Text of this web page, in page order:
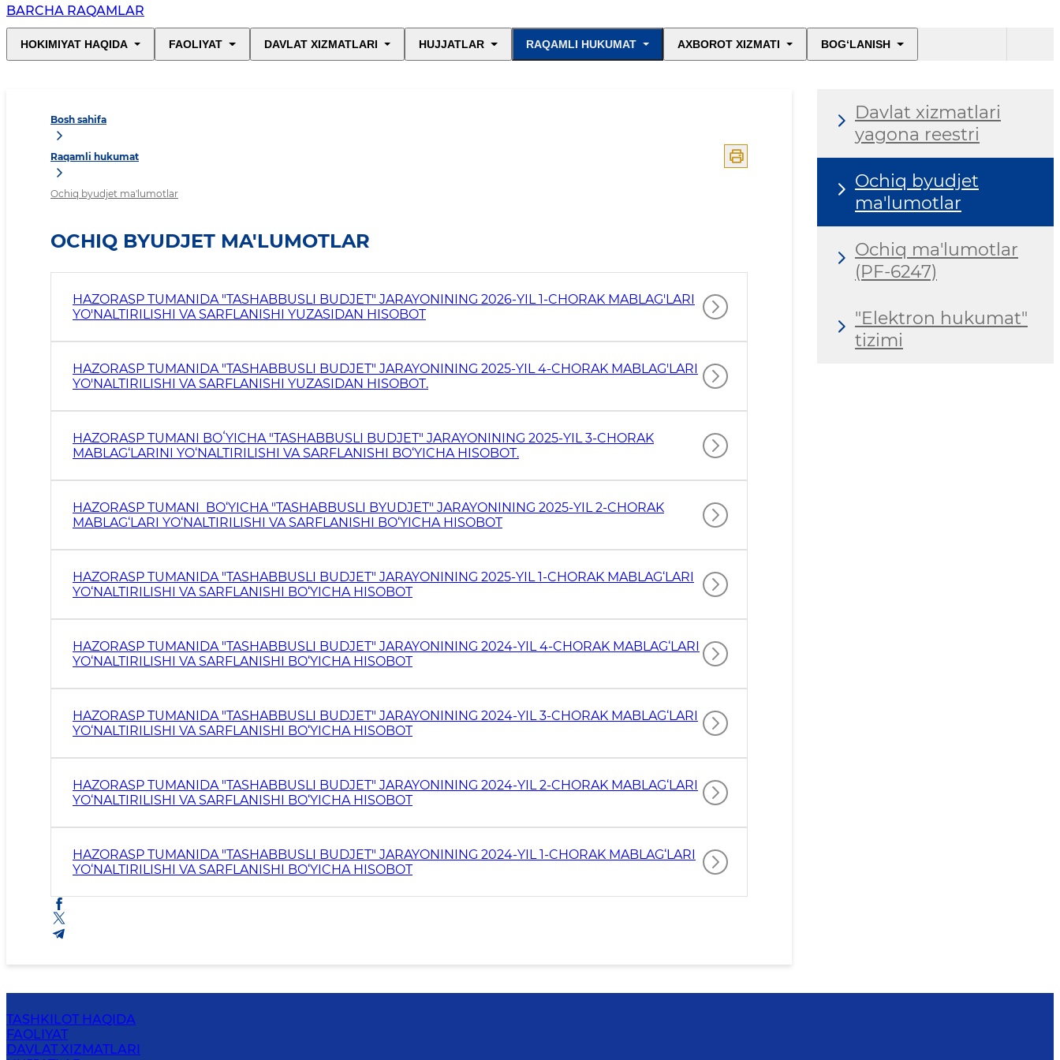
BARCHA RAQAMLAR
HOKIMIYAT HAQIDA FAOLIYAT DAVLAT XIZMATLARI HUJJATLAR RAQAMLI HUKUMAT AXBOROT XIZMATI BOG‘LANISH
Bosh sahifa
Raqamli hukumat
Ochiq byudjet ma'lumotlar
OCHIQ BYUDJET MA'LUMOTLAR
HAZORASP TUMANIDA "TASHABBUSLI BUDJET" JARAYONINING 2026-YIL 1-CHORAK MABLAG'LARI
YO'NALTIRILISHI VA SARFLANISHI YUZASIDAN HISOBOT
HAZORASP TUMANIDA "TASHABBUSLI BUDJET" JARAYONINING 2025-YIL 4-CHORAK MABLAG'LARI
YO'NALTIRILISHI VA SARFLANISHI YUZASIDAN HISOBOT.
HAZORASP TUMANI BOʻYICHA "TASHABBUSLI BUDJET" JARAYONINING 2025-YIL 3-CHORAK
MABLAG‘LARINI YO‘NALTIRILISHI VA SARFLANISHI BO‘YICHA HISOBOT.
HAZORASP TUMANI BO‘YICHA "TASHABBUSLI BYUDJET" JARAYONINING 2025-YIL 2-CHORAK
MABLAG‘LARI YO‘NALTIRILISHI VA SARFLANISHI BO‘YICHA HISOBOT
HAZORASP TUMANIDA "TASHABBUSLI BUDJET" JARAYONINING 2025-YIL 1-CHORAK MABLAG‘LARI
YO‘NALTIRILISHI VA SARFLANISHI BO‘YICHA HISOBOT
HAZORASP TUMANIDA "TASHABBUSLI BUDJET" JARAYONINING 2024-YIL 4-CHORAK MABLAG‘LARI
YO‘NALTIRILISHI VA SARFLANISHI BO‘YICHA HISOBOT
HAZORASP TUMANIDA "TASHABBUSLI BUDJET" JARAYONINING 2024-YIL 3-CHORAK MABLAG‘LARI
YO‘NALTIRILISHI VA SARFLANISHI BO‘YICHA HISOBOT
HAZORASP TUMANIDA "TASHABBUSLI BUDJET" JARAYONINING 2024-YIL 2-CHORAK MABLAG‘LARI
YO‘NALTIRILISHI VA SARFLANISHI BO‘YICHA HISOBOT
HAZORASP TUMANIDA "TASHABBUSLI BUDJET" JARAYONINING 2024-YIL 1-CHORAK MABLAG‘LARI
YO‘NALTIRILISHI VA SARFLANISHI BO‘YICHA HISOBOT
Davlat xizmatlari
yagona reestri
Ochiq byudjet
ma'lumotlar
Ochiq ma'lumotlar
(PF-6247)
"Elektron hukumat"
tizimi
TASHKILOT HAQIDA
FAOLIYAT
DAVLAT XIZMATLARI